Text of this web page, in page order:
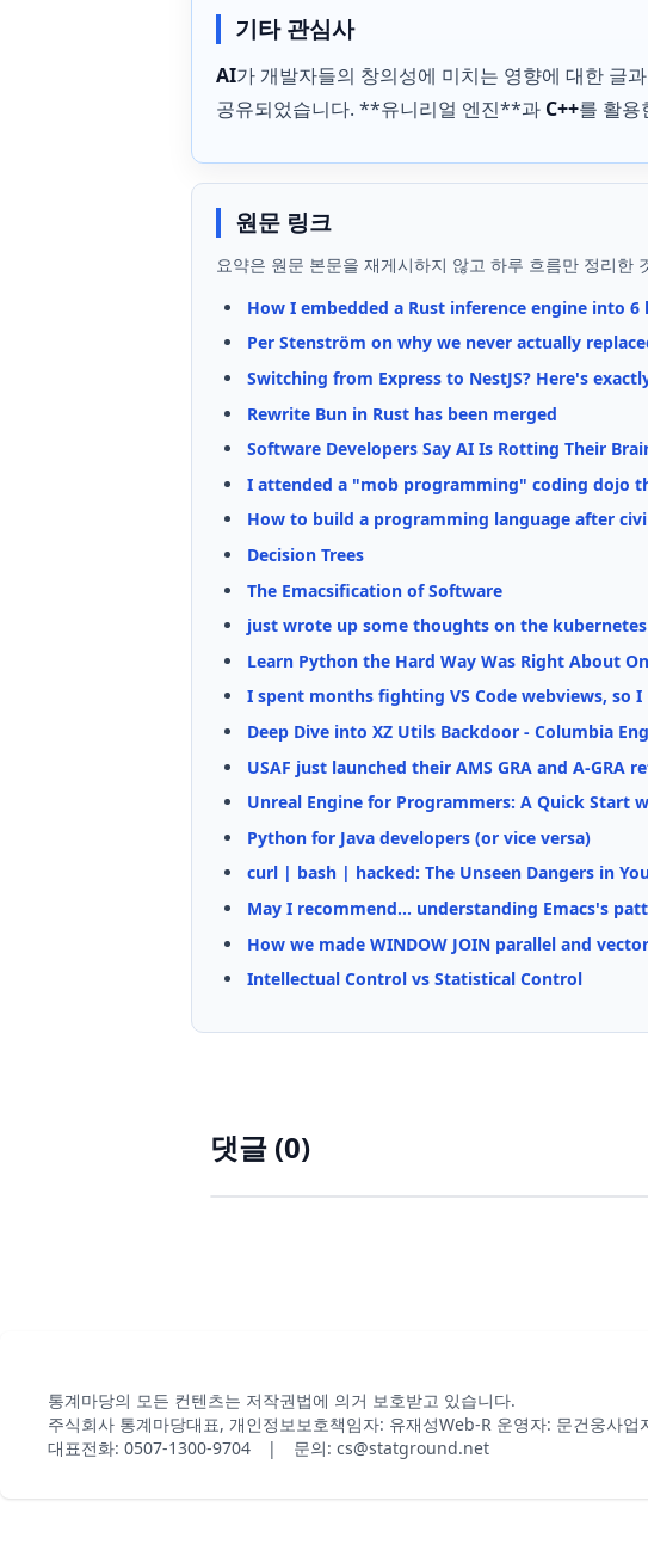
기타 관심사
AI가 개발자들의 창의성에 미치는 영향에 대한 글과
공유되었습니다. **유니리얼 엔진**과 C++를 활용
원문 링크
요약은 원문 본문을 재게시하지 않고 하루 흐름만 정리한
How I embedded a Rust inference engine into
Per Stenström on why we never actually
Switching from Express to NestJS? Here's
Rewrite Bun in Rust has been merged
Software Developers Say AI Is Rotting Their
I attended a "mob programming" coding dojo
How to build a programming language after
Decision Trees
The Emacsification of Software
just wrote up some thoughts on the
Learn Python the Hard Way Was Right About
I spent months fighting VS Code webviews, so
Deep Dive into XZ Utils Backdoor - Columbia
USAF just launched their AMS GRA and A-GRA
Unreal Engine for Programmers: A Quick Start
Python for Java developers (or vice versa)
curl | bash | hacked: The Unseen Dangers in
May I recommend... understanding Emacs's
How we made WINDOW JOIN parallel and
Intellectual Control vs Statistical Control
댓글 (0)
통계마당의 모든 컨텐츠는 저작권법에 의거 보호받고 있습니다.
주식회사 통계마당대표, 개인정보보호책임자: 유재성Web-R 운영자: 문건웅사업
대표전화: 0507-1300-9704 | 문의: cs@statground.net